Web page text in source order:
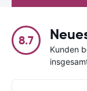
8.7
Kunden